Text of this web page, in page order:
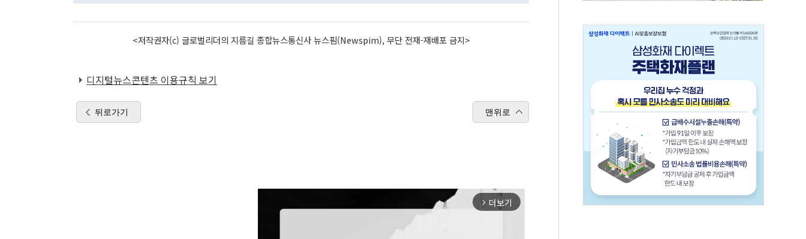
<저작권자(c) 글로벌리더의 지름길 종합뉴스통신사 뉴스핌(Newspim), 무단 전재-재배포 금지>
디지털뉴스콘텐츠 이용규칙 보기
뒤로가기 맨위로
arrow_forward_ios 더보기